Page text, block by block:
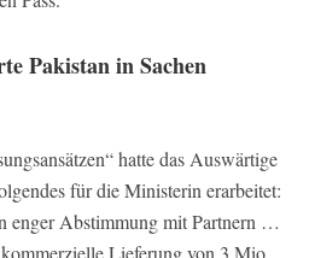
Pakistan in Sachen
hatte das Auswärtige
für die Ministerin erarbeitet:
enger Abstimmung mit Partnern …
Lieferung von 3 Mio.